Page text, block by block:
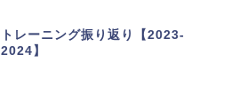
トレーニング振り返り【2023-
2024】